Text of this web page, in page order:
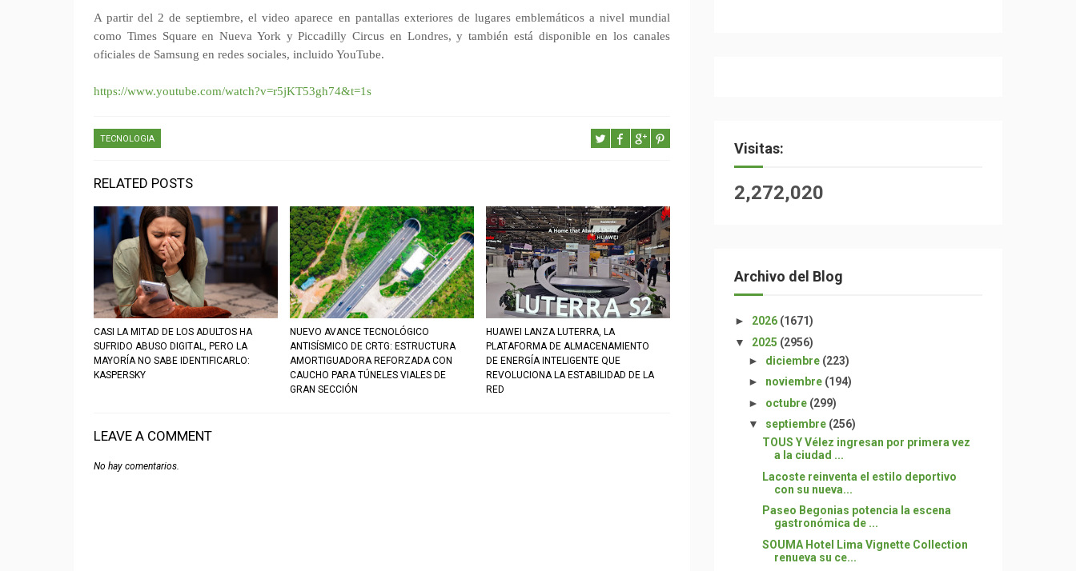
A partir del 2 de septiembre, el video aparece en pantallas exteriores de lugares emblemáticos a nivel mundial
como Times Square en Nueva York y Piccadilly Circus en Londres, y también está disponible en los canales
oficiales de Samsung en redes sociales, incluido YouTube.
https://www.youtube.com/watch?v=r5jKT53gh74&t=1s
TECNOLOGIA
RELATED POSTS
CASI LA MITAD DE LOS ADULTOS HA
SUFRIDO ABUSO DIGITAL, PERO LA
MAYORÍA NO SABE IDENTIFICARLO:
KASPERSKY
NUEVO AVANCE TECNOLÓGICO
ANTISÍSMICO DE CRTG: ESTRUCTURA
AMORTIGUADORA REFORZADA CON
CAUCHO PARA TÚNELES VIALES DE
GRAN SECCIÓN
HUAWEI LANZA LUTERRA, LA
PLATAFORMA DE ALMACENAMIENTO
DE ENERGÍA INTELIGENTE QUE
REVOLUCIONA LA ESTABILIDAD DE LA
RED
LEAVE A COMMENT
No hay comentarios.
Visitas:
2,272,020
Archivo del Blog
► 2026 (1671)
▼ 2025 (2956)
► diciembre (223)
► noviembre (194)
► octubre (299)
▼ septiembre (256)
TOUS Y Vélez ingresan por primera vez
a la ciudad ...
Lacoste reinventa el estilo deportivo
con su nueva...
Paseo Begonias potencia la escena
gastronómica de ...
SOUMA Hotel Lima Vignette Collection
renueva su ce...